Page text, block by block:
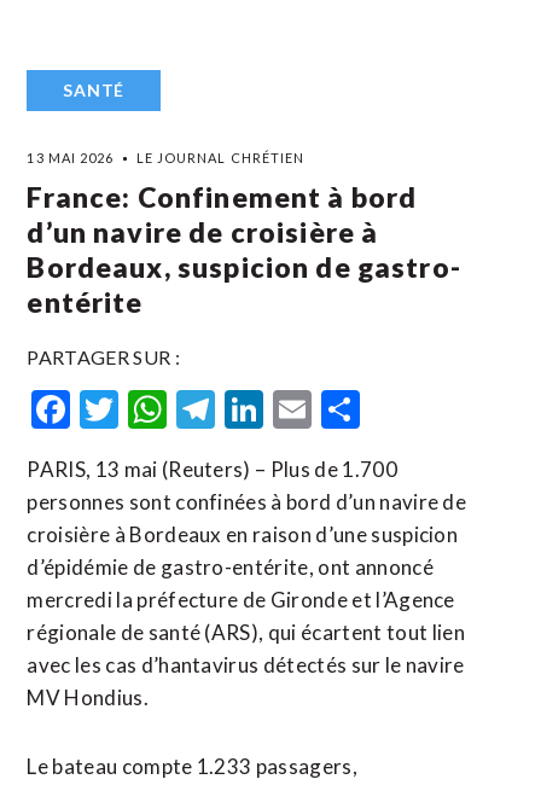
SANTÉ
13 MAI 2026 LE JOURNAL CHRÉTIEN
France: Confinement à bord
d’un navire de croisière à
Bordeaux, suspicion de gastro-
entérite
PARTAGER SUR :
Facebook
Twitter
WhatsApp
Telegram
LinkedIn
Email
PARIS, 13 mai (Reuters) – Plus de 1.700
personnes sont confinées à bord d’un navire de
croisière à Bordeaux en raison d’une suspicion
d’épidémie de gastro-entérite, ont annoncé
mercredi la préfecture de ​Gironde ‌et l’Agence
régionale de santé (ARS), ​qui écartent tout ⁠lien
avec les cas d’hantavirus détectés sur ‌le navire
‌MV Hondius.
Le bateau compte 1.233 passagers,